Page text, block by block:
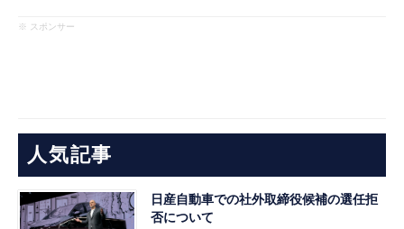
※ スポンサー
人気記事
日産自動車での社外取締役候補の選任拒
否について